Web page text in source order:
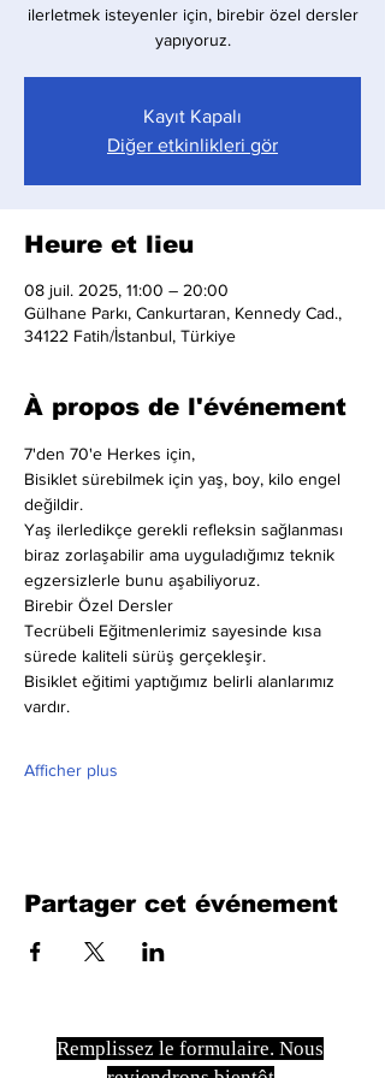
ilerletmek isteyenler için, birebir özel dersler
yapıyoruz.
Kayıt Kapalı
Diğer etkinlikleri gör
Heure et lieu
08 juil. 2025, 11:00 – 20:00
Gülhane Parkı, Cankurtaran, Kennedy Cad.,
34122 Fatih/İstanbul, Türkiye
À propos de l'événement
7'den 70'e Herkes için,
Bisiklet sürebilmek için yaş, boy, kilo engel
değildir.
Yaş ilerledikçe gerekli refleksin sağlanması
biraz zorlaşabilir ama uyguladığımız teknik
egzersizlerle bunu aşabiliyoruz.
Birebir Özel Dersler
Tecrübeli Eğitmenlerimiz sayesinde kısa
sürede kaliteli sürüş gerçekleşir.
Bisiklet eğitimi yaptığımız belirli alanlarımız
vardır.
Afficher plus
Partager cet événement
Remplissez le formulaire. Nous